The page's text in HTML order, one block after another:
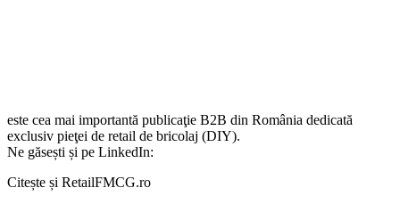
este cea mai importantă publicaţie B2B din România dedicată
exclusiv pieţei de retail de bricolaj (DIY).
Ne găsești și pe LinkedIn:
Citește și RetailFMCG.ro